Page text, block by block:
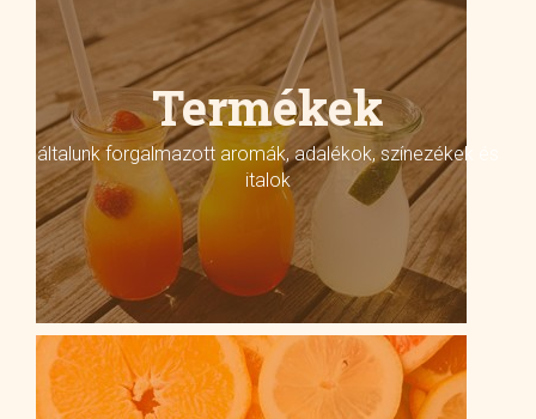
Termékek
általunk forgalmazott aromák, adalékok, színezékek és
italok